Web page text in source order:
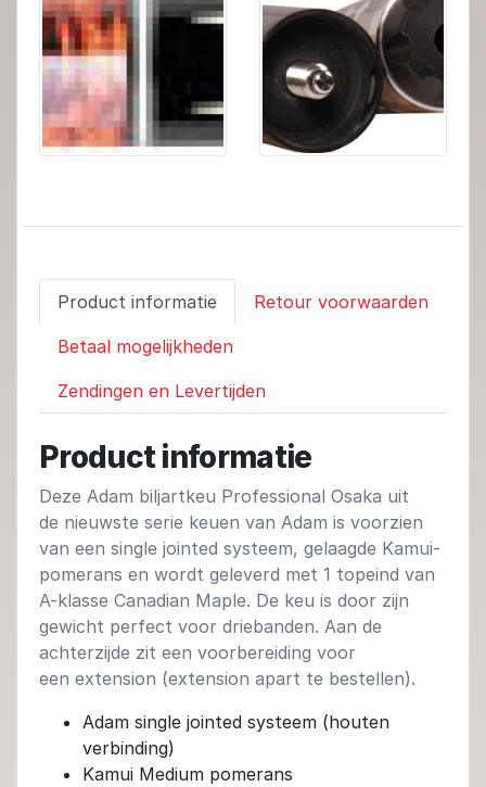
Product informatie Retour voorwaarden
Betaal mogelijkheden
Zendingen en Levertijden
Product informatie
Deze Adam biljartkeu Professional Osaka uit
de nieuwste serie keuen van Adam is voorzien
van een single jointed systeem, gelaagde Kamui-
pomerans en wordt geleverd met 1 topeind van
A-klasse Canadian Maple. De keu is door zijn
gewicht perfect voor driebanden. Aan de
achterzijde zit een voorbereiding voor
een extension (extension apart te bestellen).
Adam single jointed systeem (houten
verbinding)
Kamui Medium pomerans